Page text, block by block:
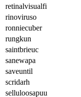
retinalvisualfi
rinoviruso
ronniecuber
rungkun
saintbrieuc
sanewapa
saveuntil
scridarh
selluloosapuu